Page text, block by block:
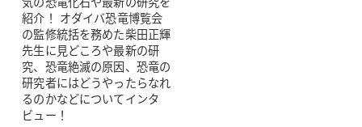
紹介！ オダイバ恐竜博覧会
の監修統括を務めた柴田正輝
先生に見どころや最新の研
究、恐竜絶滅の原因、恐竜の
研究者にはどうやったらなれ
るのかなどについてインタ
ビュー！